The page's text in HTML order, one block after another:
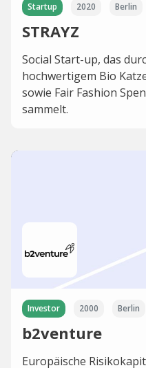
Startup 2020 Berlin
STRAYZ
Social Start-up, das
hochwertigem Bio
sowie Fair Fashion
sammelt.
Investor 2000 Berlin
b2venture
Europäische